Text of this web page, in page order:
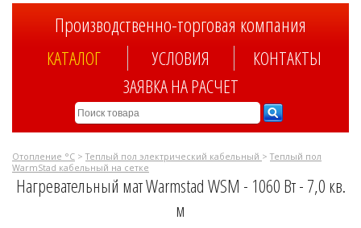
Производственно-торговая компания
КАТАЛОГ УСЛОВИЯ
КОНТАКТЫ
ЗАЯВКА НА РАСЧЕТ
Отопление °C > Теплый пол электрический кабельный > Теплый пол
WarmStad кабельный на сетке
Нагревательный мат Warmstad WSM - 1060 Вт - 7,0 кв.
м